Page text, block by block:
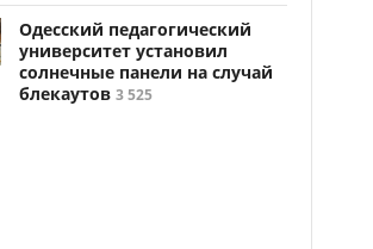
Одесский педагогический
университет установил
солнечные панели на случай
блекаутов 3 525